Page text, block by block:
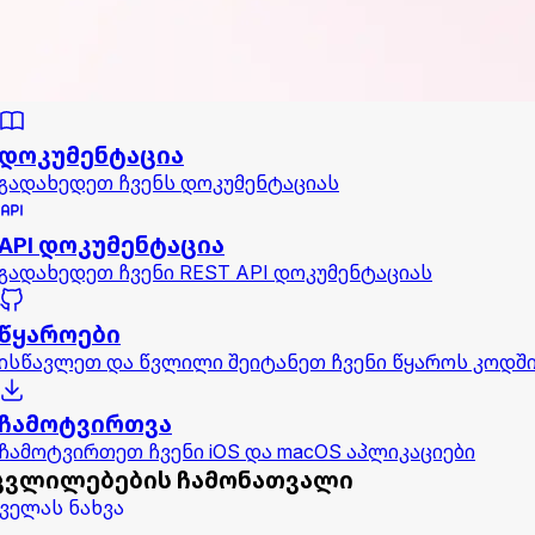
ჩვენს დოკუმენტაციას
დოკუმენტაცია
ჩვენი REST API დოკუმენტაციას
და წვლილი შეიტანეთ ჩვენი წყაროს
ჩვენი iOS და macOS აპლიკაციები
ჩამონათვალი
ნახვა